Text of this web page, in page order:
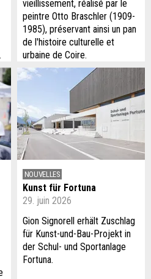
vieillissement, réalisé par le
peintre Otto Braschler (1909-
1985), préservant ainsi un pan
de l'histoire culturelle et
urbaine de Coire.
NOUVELLES
Kunst für Fortuna
29. juin 2026
Gion Signorell erhält Zuschlag
für Kunst-und-Bau-Projekt in
der Schul- und Sportanlage
Fortuna.